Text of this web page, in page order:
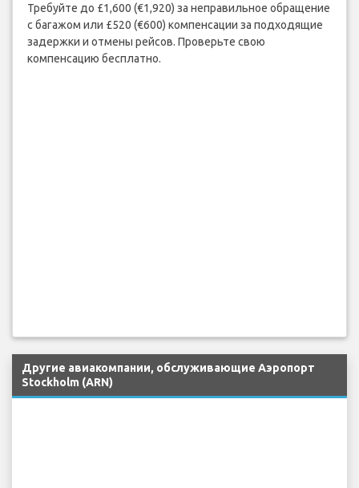
Требуйте до £1,600 (€1,920) за неправильное обращение
с багажом или £520 (€600) компенсации за подходящие
задержки и отмены рейсов. Проверьте свою
компенсацию бесплатно.
Другие авиакомпании, обслуживающие Аэропорт
Stockholm (ARN)